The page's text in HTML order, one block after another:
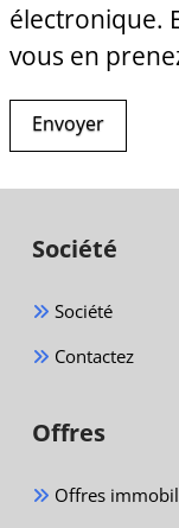
électronique.
vous en
Alternative:
Société
Société
Contactez
Offres
Offres